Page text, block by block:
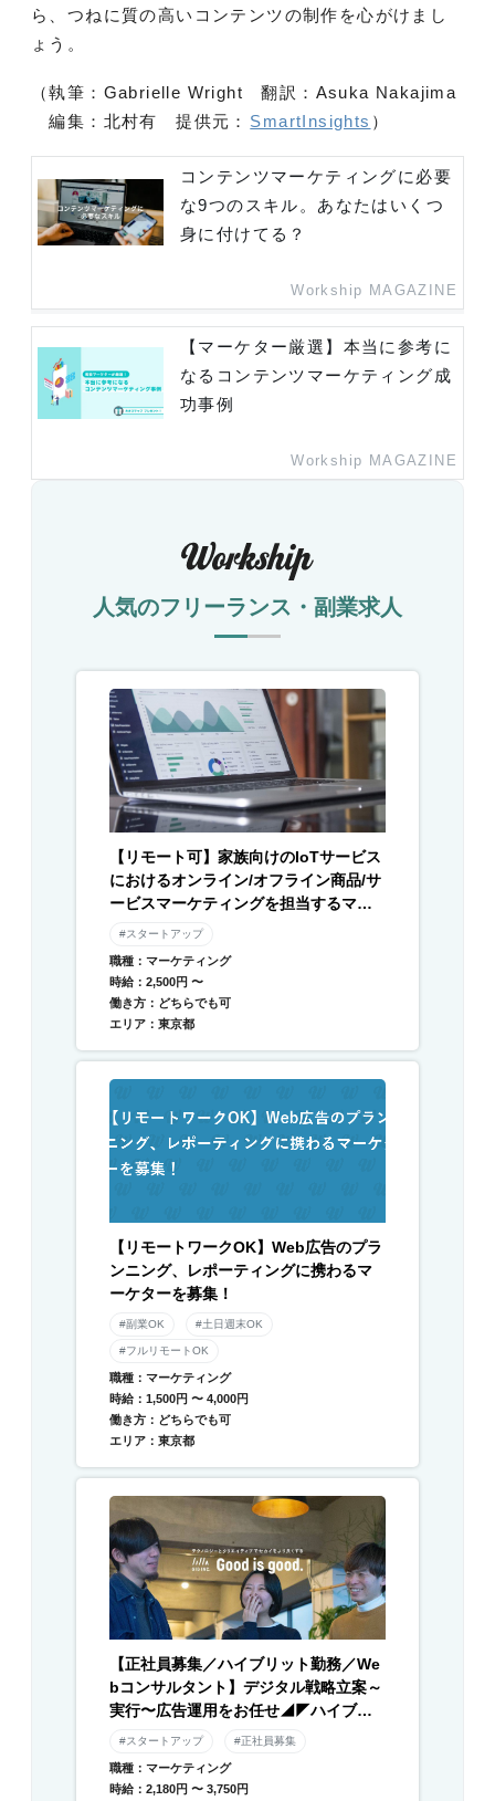
ら、つねに質の高いコンテンツの制作を心がけまし
ょう。
（執筆：Gabrielle Wright 翻訳：Asuka Nakajima
編集：北村有 提供元： SmartInsights ）
コンテンツマーケティングに必要
な9つのスキル。あなたはいくつ
身に付けてる？
Workship MAGAZINE
【マーケター厳選】本当に参考に
なるコンテンツマーケティング成
功事例
Workship MAGAZINE
人気のフリーランス・副業求人
【リモート可】家族向けのIoTサービス
におけるオンライン/オフライン商品/サ
ービスマーケティングを担当するマー
ケターを募集
#スタートアップ
職種：マーケティング
時給：2,500円 〜
働き方：どちらでも可
エリア：東京都
【リモートワークOK】Web広告のプラ
ンニング、レポーティングに携わるマ
ーケターを募集！
#副業OK #土日週末OK
#フルリモートOK
職種：マーケティング
時給：1,500円 〜 4,000円
働き方：どちらでも可
エリア：東京都
【正社員募集／ハイブリット勤務／We
bコンサルタント】デジタル戦略立案～
実行〜広告運用をお任せ◢◤ハイブリ
ッド勤務×残業月平均10時間以下◢◤伴
運営／急成長中DXベンチャー
#スタートアップ #正社員募集
職種：マーケティング
時給：2,180円 〜 3,750円